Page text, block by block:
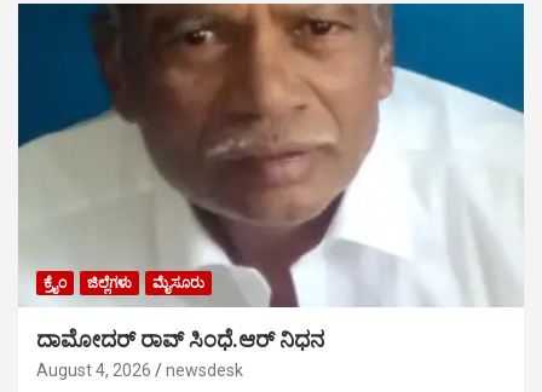
ಕ್ರೈಂ ಜಿಲ್ಲೆಗಳು ಮೈಸೂರು
ದಾಮೋದರ್ ರಾವ್ ಸಿಂಧೆ.ಆರ್ ನಿಧನ
August 4, 2026 newsdesk